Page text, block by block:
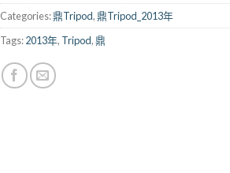
Categories:鼎Tripod,鼎Tripod_2013年
Tags:2013年, Tripod,鼎